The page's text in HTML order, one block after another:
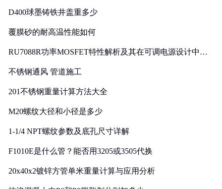
D400球墨铸铁井盖重多少
覆膜砂的耐高温性能如何
RU7088R功率MOSFET特性解析及其在可调电源设计中的
不锈钢通风 管道施工
201不锈钢重量计算方法大全
M20螺纹大径和小径是多少
1-1/4 NPT螺纹参数及底孔尺寸详解
F1010E是什么管？能否用3205或3505代换
20x40x2镀锌方管单米重量计算与应用分析